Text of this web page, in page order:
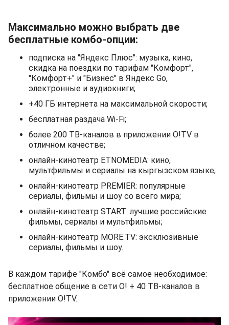
Максимально можно выбрать две
бесплатные комбо-опции:
подписка на "Яндекс Плюс": музыка, кино,
скидка на поездки по тарифам "Комфорт",
"Комфорт+" и "Бизнес" в Яндекс Go,
электронные и аудиокниги;
+40 ГБ интернета на максимальной скорости;
бесплатная раздача Wi-Fi;
более 200 ТВ-каналов в приложении O!TV в
отличном качестве;
онлайн-кинотеатр ETNOMEDIA: кино,
мультфильмы и сериалы на кыргызском языке;
онлайн-кинотеатр PREMIER: популярные
сериалы, фильмы и шоу со всего мира;
онлайн-кинотеатр START: лучшие российские
фильмы, сериалы и мультфильмы;
онлайн-кинотеатр MORE.TV: эксклюзивные
сериалы, фильмы и шоу.
В каждом тарифе "Комбо" всё самое необходимое:
бесплатное общение в сети О! + 40 ТВ-каналов в
приложении O!TV.